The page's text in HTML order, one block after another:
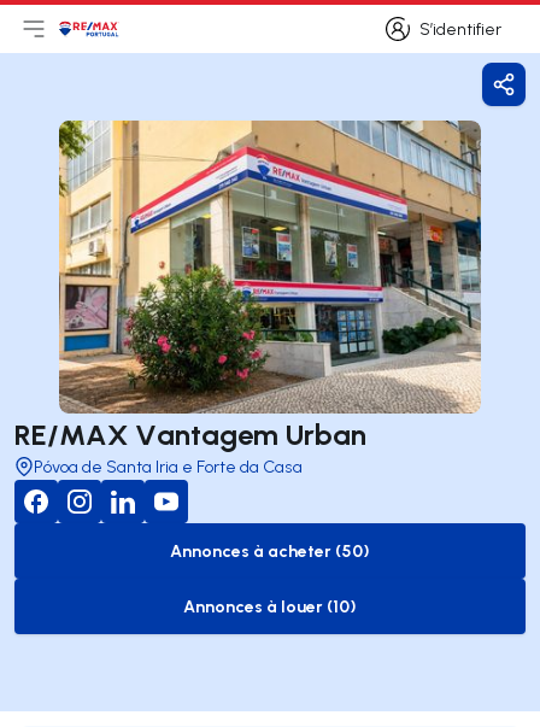
S’identifier
S’identifier
Ouvrir le menu principal
LogoAller à la page d’accueil
RE/MAX Vantagem Urban
Póvoa de Santa Iria e Forte da Casa
to-buy-listing
Annonces à acheter (50)
to-rent-listing
Annonces à louer (10)